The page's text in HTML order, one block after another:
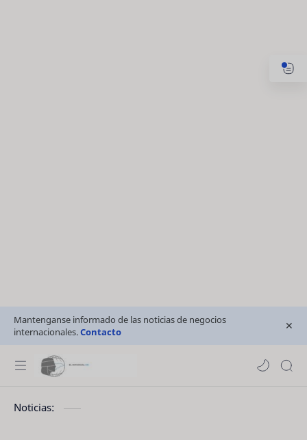
Mantenganse informado de las noticias de negocios
internacionales.Contacto
Noticias: